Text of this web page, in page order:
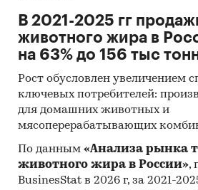
В 2021-2025 гг
животного жира в
на 63% до 156 тыс
Рост обусловлен увеличением
ключевых потребителей:
для домашних животных и
мясоперерабатывающих
По данным «Анализа рынка
животного жира в России»,
BusinesStat в 2026 г, за 2021-